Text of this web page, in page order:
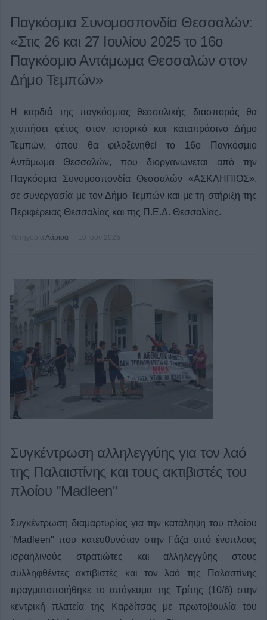
Παγκόσμια Συνομοσπονδία Θεσσαλών:
«Στις 26 και 27 Ιουλίου 2025 το 16ο
Παγκόσμιο Αντάμωμα Θεσσαλών στον
Δήμο Τεμπών»
Η καρδιά της παγκόσμιας θεσσαλικής διασποράς θα
χτυπήσει φέτος στον ιστορικό και καταπράσινο Δήμο
Τεμπών, όπου θα φιλοξενηθεί το 16ο Παγκόσμιο
Αντάμωμα Θεσσαλών, που διοργανώνεται από την
Παγκόσμια Συνομοσπονδία Θεσσαλών «ΑΣΚΛΗΠΙΟΣ»,
σε συνεργασία με τον Δήμο Τεμπών και με τη στήριξη της
Περιφέρειας Θεσσαλίας και της Π.Ε.Δ. Θεσσαλίας.
Κατηγορία Λάρισα 10 Ιουν 2025
Συγκέντρωση αλληλεγγύης για τον λαό
της Παλαιστίνης και τους ακτιβιστές του
πλοίου "Madleen"
Συγκέντρωση διαμαρτυρίας για την κατάληψη του πλοίου
"Madleen" που κατευθυνόταν στην Γάζα από ένοπλους
ισραηλινούς στρατιώτες και αλληλεγγύης στους
συλληφθέντες ακτιβιστές και τον λαό της Παλαστίνης
πραγματοποιήθηκε το απόγευμα της Τρίτης (10/6) στην
κεντρική πλατεία της Καρδίτσας με πρωτοβουλία του